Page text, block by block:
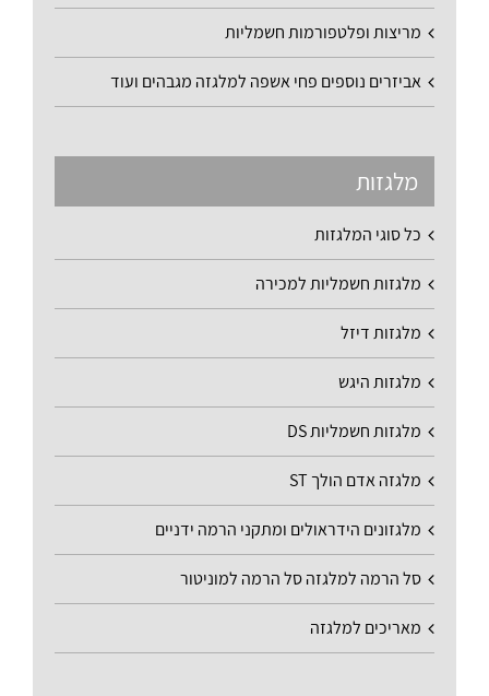
מריצות ופלטפורמות חשמליות
אביזרים נוספים פחי אשפה למלגזה מגבהים ועוד
מלגזות
כל סוגי המלגזות
מלגזות חשמליות למכירה
מלגזות דיזל
מלגזות היגש
מלגזות חשמליות DS
מלגזה אדם הולך ST
מלגזונים הידראולים ומתקני הרמה ידניים
סל הרמה למלגזה סל הרמה למוניטור
מאריכים למלגזה